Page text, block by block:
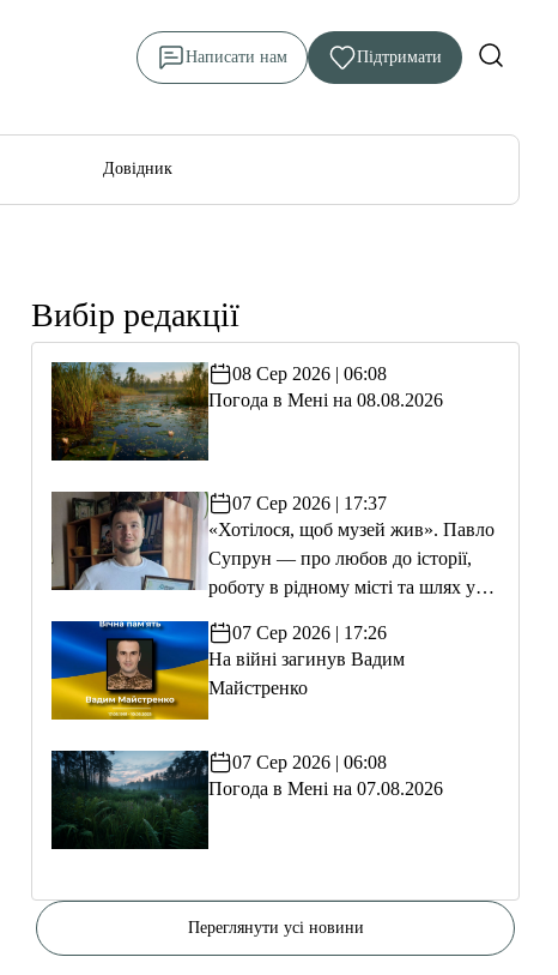
Написати нам Підтримати
Довідник
Вибір редакції
08 Сер 2026 | 06:08
Погода в Мені на 08.08.2026
07 Сер 2026 | 17:37
«Хотілося, щоб музей жив». Павло
Супрун — про любов до історії,
роботу в рідному місті та шлях у
07 Сер 2026 | 17:26
На війні загинув Вадим
Майстренко
07 Сер 2026 | 06:08
Погода в Мені на 07.08.2026
Переглянути усі новини